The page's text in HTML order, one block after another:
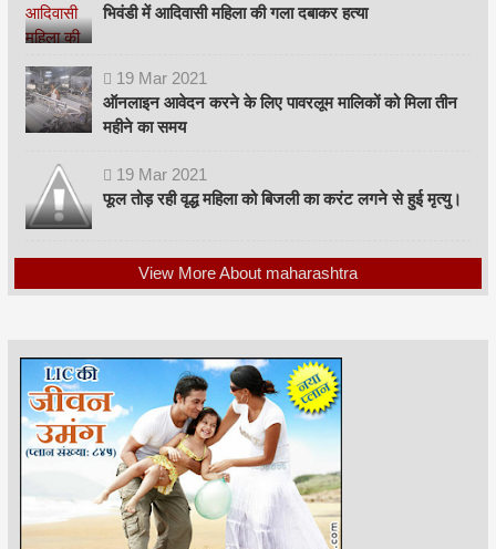
भिवंडी में आदिवासी महिला की गला दबाकर हत्या
19 Mar 2021
ऑनलाइन आवेदन करने के लिए पावरलूम मालिकों को मिला तीन
महीने का समय
19 Mar 2021
फूल तोड़ रही वृद्ध महिला को बिजली का करंट लगने से हुई मृत्यु।
View More About maharashtra